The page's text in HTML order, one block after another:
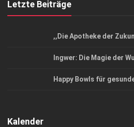
Letzte Beiträge
,,Die Apotheke der
Ingwer: Die Magie der
Happy Bowls für
Kalender